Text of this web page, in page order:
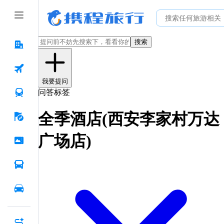
搜索
我要提问
问答标签
全季酒店(西安李家村万达
广场店)